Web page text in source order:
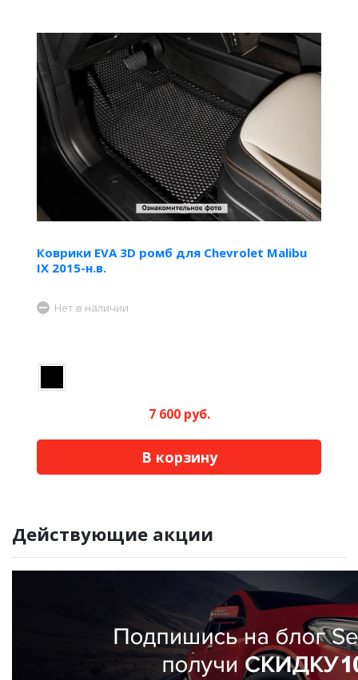
Коврики EVA 3D ромб для Chevrolet Malibu
IX 2015-н.в.
Нет в наличии
7 600 руб.
В корзину
Действующие акции